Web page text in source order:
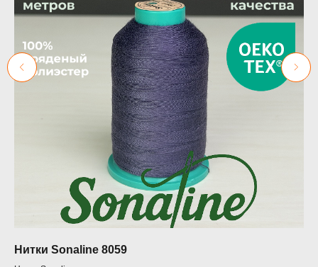
Нитки Sonaline 8059